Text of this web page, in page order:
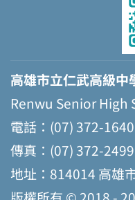
高雄市立仁武高級中
Renwu Senior High
電話：(07) 372-1640
傳真：(07) 372-2499
地址：814014 高雄